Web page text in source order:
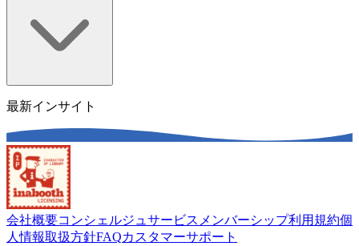
最新インサイト
会社概要コンシェルジュサービス メンバーシップ利用規約個
人情報取扱方針FAQカスタマーサポート